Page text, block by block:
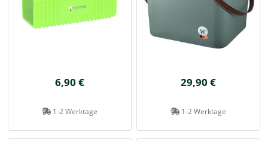
6,90 €
1-2 Werktage
29,90 €
1-2 Werktage